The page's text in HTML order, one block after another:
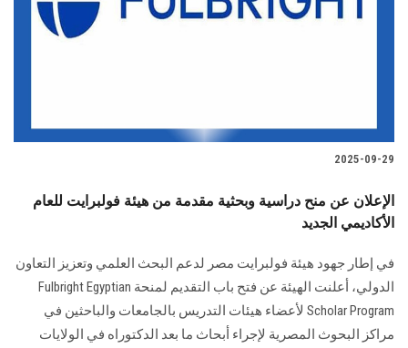
2025-09-29
الإعلان عن منح دراسية وبحثية مقدمة من هيئة فولبرايت للعام
الأكاديمي الجديد
في إطار جهود هيئة فولبرايت مصر لدعم البحث العلمي وتعزيز التعاون
الدولي، أعلنت الهيئة عن فتح باب التقديم لمنحة Fulbright Egyptian
Scholar Program لأعضاء هيئات التدريس بالجامعات والباحثين في
مراكز البحوث المصرية لإجراء أبحاث ما بعد الدكتوراه في الولايات